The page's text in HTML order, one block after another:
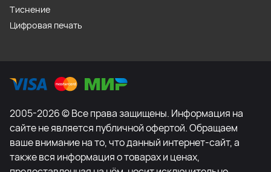
Тиснение
Цифровая печать
2005-2026 © Все права защищены. Информация на
сайте не является публичной офертой. Обращаем
ваше внимание на то, что данный интернет-сайт, а
также вся информация о товарах и ценах,